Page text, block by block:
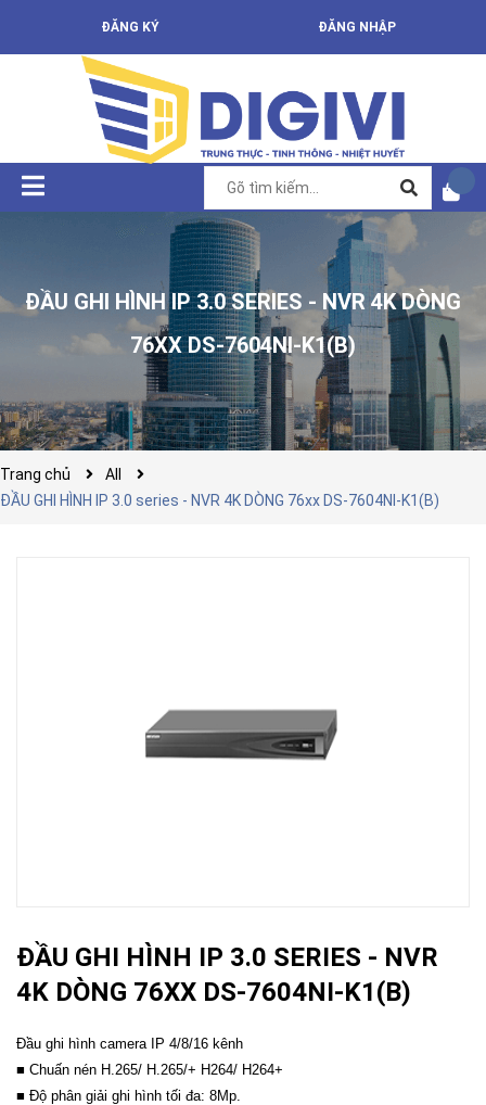
ĐĂNG KÝ ĐĂNG NHẬP
ĐẦU GHI HÌNH IP 3.0 SERIES - NVR 4K DÒNG
76XX DS-7604NI-K1(B)
Trang chủ
All
ĐẦU GHI HÌNH IP 3.0 series - NVR 4K DÒNG 76xx DS-7604NI-K1(B)
ĐẦU GHI HÌNH IP 3.0 SERIES - NVR
4K DÒNG 76XX DS-7604NI-K1(B)
Đầu ghi hình camera IP 4/8/16 kênh
■ Chuấn nén H.265/ H.265/+ H264/ H264+
■ Độ phân giải ghi hình tối đa: 8Mp.